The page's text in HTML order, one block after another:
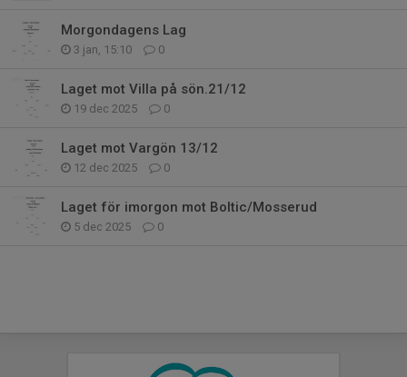
Morgondagens Lag
3 jan, 15:10 0
Laget mot Villa på sön.21/12
19 dec 2025 0
Laget mot Vargön 13/12
12 dec 2025 0
Laget för imorgon mot Boltic/Mosserud
5 dec 2025 0